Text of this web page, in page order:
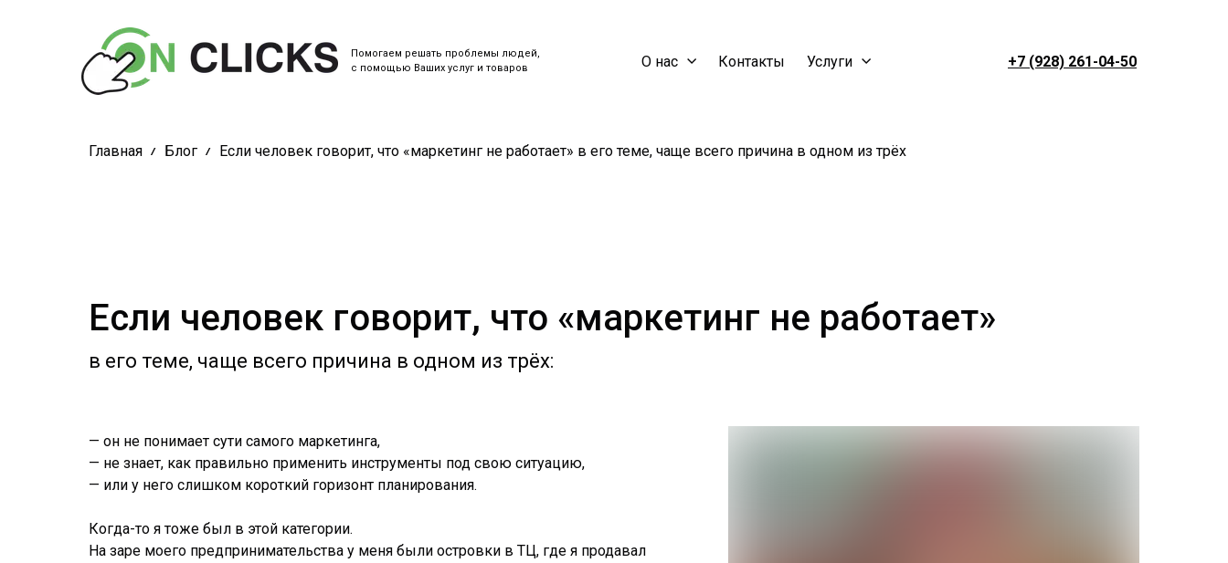
Помогаем решать проблемы людей,
с помощью Ваших услуг и товаров
О нас Контакты Услуги +7 (928) 261-04-50
Главная Блог Если человек говорит, что «маркетинг не работает» в его теме, чаще всего причина в одном из трёх
Если человек говорит, что «маркетинг не работает»
в его теме, чаще всего причина в одном из трёх:
— он не понимает сути самого маркетинга,
— не знает, как правильно применить инструменты под свою ситуацию,
— или у него слишком короткий горизонт планирования.
Когда-то я тоже был в этой категории.
На заре моего предпринимательства у меня были островки в ТЦ, где я продавал